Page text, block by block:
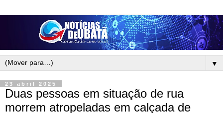
▼
23 abril 2025
Duas pessoas em situação de rua
morrem atropeladas em calçada de